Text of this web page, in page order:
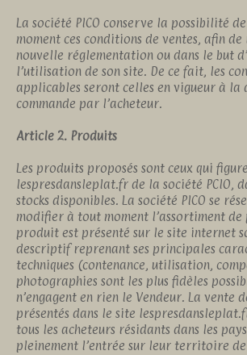
La société PICO conserve la possibilité
moment ces conditions de ventes, afin
nouvelle réglementation ou dans le but
l’utilisation de son site. De ce fait, les
applicables seront celles en vigueur à la
commande par l’acheteur.
Article 2. Produits
Les produits proposés sont ceux qui
lespresdansleplat.fr de la société PCIO,
stocks disponibles. La société PICO se
modifier à tout moment l’assortiment de
produit est présenté sur le site internet
descriptif reprenant ses principales
techniques (contenance, utilisation,
photographies sont les plus fidèles
n’engagent en rien le Vendeur. La vente
présentés dans le site
tous les acheteurs résidants dans les
pleinement l’entrée sur leur territoire